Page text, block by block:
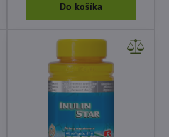
Do košíka